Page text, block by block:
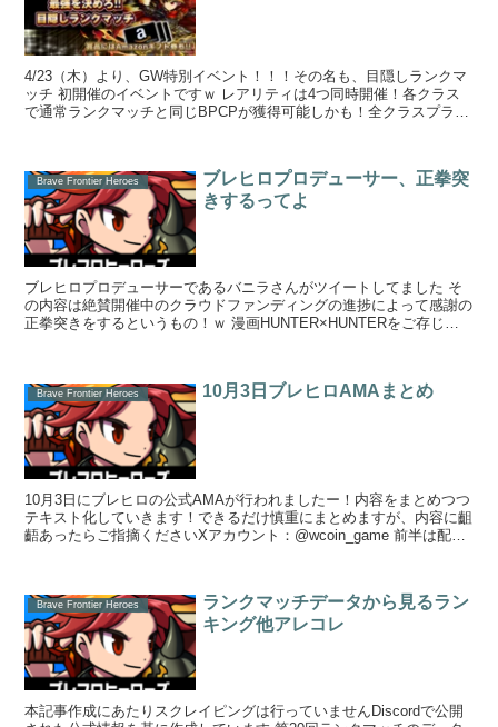
4/23（木）より、GW特別イベント！！！その名も、目隠しランクマ
ッチ 初開催のイベントですｗ レアリティは4つ同時開催！各クラス
で通常ランクマッチと同じBPCPが獲得可能しかも！全クラスプライ
Brave Frontier Heroes
ブレヒロプロデューサー、正拳突
きするってよ
ブレヒロプロデューサーであるバニラさんがツイートしてました そ
の内容は絶賛開催中のクラウドファンディングの進捗によって感謝の
正拳突きをするというもの！ｗ 漫画HUNTER×HUNTERをご存じの
Brave Frontier Heroes 10月3日ブレヒロAMAまとめ
10月3日にブレヒロの公式AMAが行われましたー！内容をまとめつつ
テキスト化していきます！できるだけ慎重にまとめますが、内容に齟
齬あったらご指摘くださいXアカウント：@wcoin_game 前半は配信
Brave Frontier Heroes
ランクマッチデータから見るラン
キング他アレコレ
本記事作成にあたりスクレイピングは行っていませんDiscordで公開